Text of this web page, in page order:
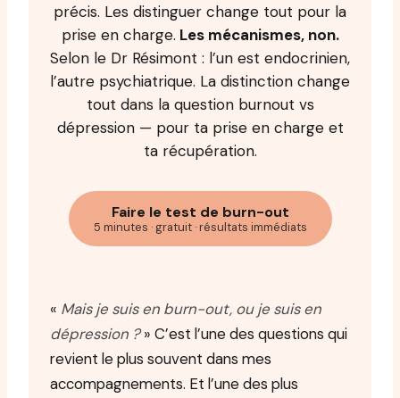
précis. Les distinguer change tout pour la
prise en charge. Les mécanismes, non.
Selon le Dr Résimont : l’un est endocrinien,
l’autre psychiatrique. La distinction change
tout dans la question burnout vs
dépression — pour ta prise en charge et
ta récupération.
Faire le test de burn-out
5 minutes · gratuit · résultats immédiats
« Mais je suis en burn-out, ou je suis en
dépression ?» C’est l’une des questions qui
revient le plus souvent dans mes
accompagnements. Et l’une des plus